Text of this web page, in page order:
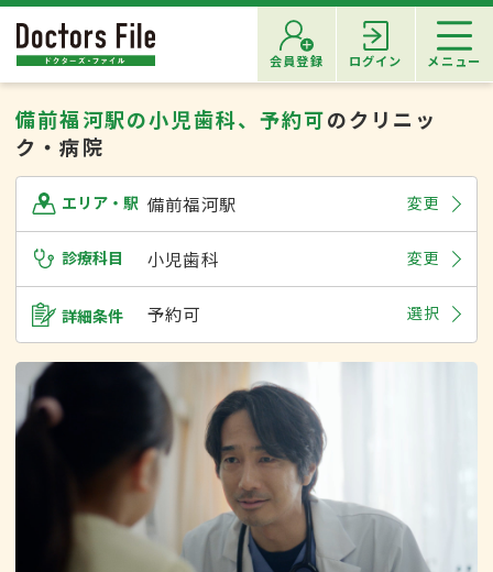
会員登録 ログイン メニュー
備前福河駅の小児歯科、予約可のクリニッ
ク・病院
エリア・駅 備前福河駅 変更
診療科目 小児歯科 変更
詳細条件 予約可 選択